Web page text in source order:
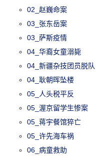
02_赵巍命案
03_张东岳案
03_萨斯疫情
04_华裔女童溺毙
04_新疆杂技团员脱队
04_耿朝晖坠楼
05_人头税平反
05_渥京留学生惨案
05_蒋宇餐馆猝亡
05_许先海车祸
06_病童救助